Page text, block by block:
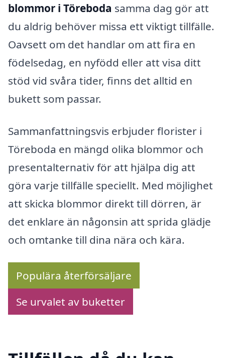
blommor i Töreboda samma dag gör att
du aldrig behöver missa ett viktigt tillfälle.
Oavsett om det handlar om att fira en
födelsedag, en nyfödd eller att visa ditt
stöd vid svåra tider, finns det alltid en
bukett som passar.
Sammanfattningsvis erbjuder florister i
Töreboda en mängd olika blommor och
presentalternativ för att hjälpa dig att
göra varje tillfälle speciellt. Med möjlighet
att skicka blommor direkt till dörren, är
det enklare än någonsin att sprida glädje
och omtanke till dina nära och kära.
Populära återförsäljare
Se urvalet av buketter